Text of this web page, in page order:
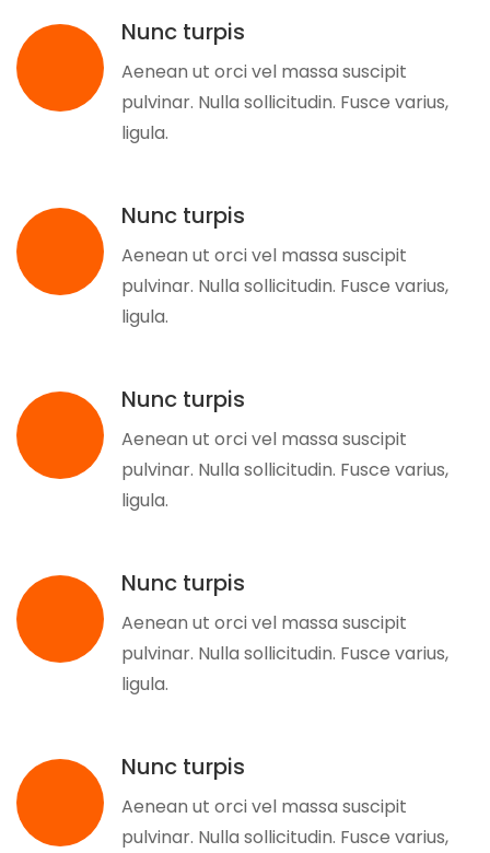
Nunc turpis
Aenean ut orci vel massa suscipit
pulvinar. Nulla sollicitudin. Fusce varius,
ligula.
Nunc turpis
Aenean ut orci vel massa suscipit
pulvinar. Nulla sollicitudin. Fusce varius,
ligula.
Nunc turpis
Aenean ut orci vel massa suscipit
pulvinar. Nulla sollicitudin. Fusce varius,
ligula.
Nunc turpis
Aenean ut orci vel massa suscipit
pulvinar. Nulla sollicitudin. Fusce varius,
ligula.
Nunc turpis
Aenean ut orci vel massa suscipit
pulvinar. Nulla sollicitudin. Fusce varius,